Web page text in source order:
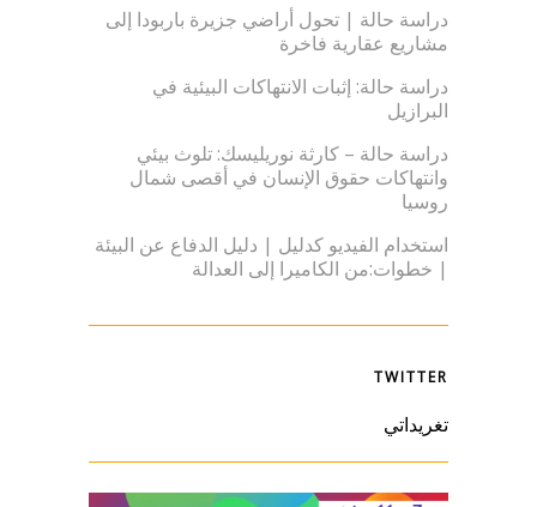
دراسة حالة | تحول أراضي جزيرة باربودا إلى
مشاريع عقارية فاخرة
دراسة حالة: إثبات الانتهاكات البيئية في
البرازيل
دراسة حالة – كارثة نوريليسك: تلوث بيئي
وانتهاكات حقوق الإنسان في أقصى شمال
روسيا
استخدام الفيديو كدليل | دليل الدفاع عن البيئة
| خطوات:من الكاميرا إلى العدالة
TWITTER
تغريداتي